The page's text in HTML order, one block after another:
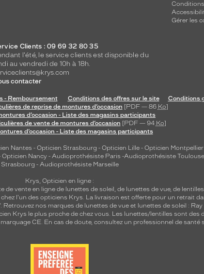
Gérer les
Clients : 09 69 32 80 35
l'été, le service clients est disponible du
au vendredi de 10h à 18h.
contacter
- Remboursement Conditions des offres sur le site
Conditions
de reprise de montures d’occasion [PDF — 86 Ko]
d’occasion - Liste des magasins participants
de vente de montures d’occasion [PDF — 94 Ko]
d’occasion - Liste des magasins participants
Nantes - Opticien Strasbourg - Opticien Lille - Opticien Montpellier
Opticien Nancy - Audioprothésiste Paris -Audioprothésiste Toulouse
Strasbourg - Audioprothésiste Marseille
Krys, Opticien en ligne :
de vente en ligne de lunettes de soleil, de lunettes de vue, de
l'un des opticiens Krys. La livraison est offerte pour un retrait
nos marques de lunettes de vue et lunettes de soleil : Ray
Krys le plus proche de chez vous. Les lunettes/lentilles sont
CE. En cas de doute, consultez un professionnel de santé